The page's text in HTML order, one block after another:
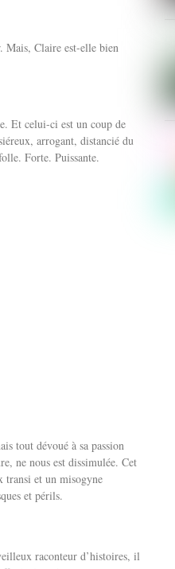
Claire est-elle bien
Et celui-ci est un coup de
arrogant, distancié du
Forte. Puissante.
tout dévoué à sa passion
ne nous est dissimulée. Cet
transi et un misogyne
et périls.
raconteur d’histoires, il